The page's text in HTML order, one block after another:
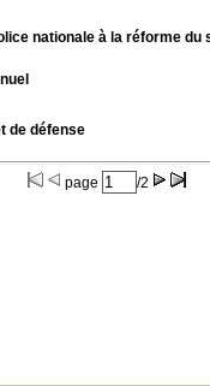
nationale à la réforme
de défense
page /2